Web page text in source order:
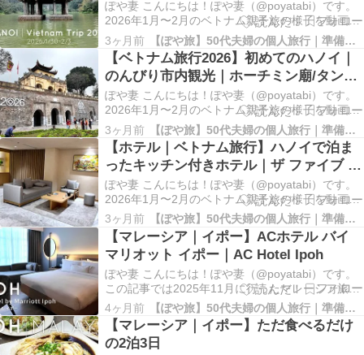
ぽや妻 こんにちは！ぽや妻（@poyatabi）です。
2026年1月〜2月のベトナム親子旅の様子を動画と
記事にまとめています。旅の計画の参考にしてい
ただけましたら幸いです☺ ベトナム親子旅2026｜
ハノイ3泊5日の旅 こちらからご覧ください☺ 画像
をクリックするとYouTube…
3ヶ月前 【ぽや旅】50代夫婦の個人旅行｜準備と記録
【ベトナム旅行2026】初めてのハノイ｜
のんびり市内観光｜ホーチミン廟/タンロ
ン遺跡/水上人形劇など
ぽや妻 こんにちは！ぽや妻（@poyatabi）です。
2026年1月〜2月のベトナム親子旅の様子を動画と
記事にまとめています。旅の計画の参考にしてい
ただけましたら幸いです☺ ベトナム親子旅2026｜
ハノイ3泊5日の旅 こちらからご覧ください☺ 画像
をクリックするとYouTube…
3ヶ月前 【ぽや旅】50代夫婦の個人旅行｜準備と記録
【ホテル｜ベトナム旅行】ハノイで泊ま
ったキッチン付きホテル｜ザ ファイブ ス
イーツ リラ｜The Five Suites Lilas
ぽや妻 こんにちは！ぽや妻（@poyatabi）です。
2026年1月〜2月のベトナム親子旅の様子を動画と
記事にまとめています。旅の計画の参考にしてい
ただけましたら幸いです☺ ベトナム親子旅2026｜
ハノイ3泊5日の旅 こちらからご覧ください☺ 画像
をクリックするとYouTube…
3ヶ月前 【ぽや旅】50代夫婦の個人旅行｜準備と記録
【マレーシア｜イポー】ACホテル バイ
マリオット イポー｜AC Hotel Ipoh
ぽや妻 こんにちは！ぽや妻（@poyatabi）です。
この記事では2025年11月に行ったマレーシア旅行
｜イポーで２泊したホテルをご紹介します。 ルー
ムツアー｜エーシーホテル イポー 画像をクリック
するとYouTubeに移動します｜2025エーシーホテ
ルイポー マレーシア旅行｜…
4ヶ月前 【ぽや旅】50代夫婦の個人旅行｜準備と記録
【マレーシア｜イポー】ただ食べるだけ
の2泊3日